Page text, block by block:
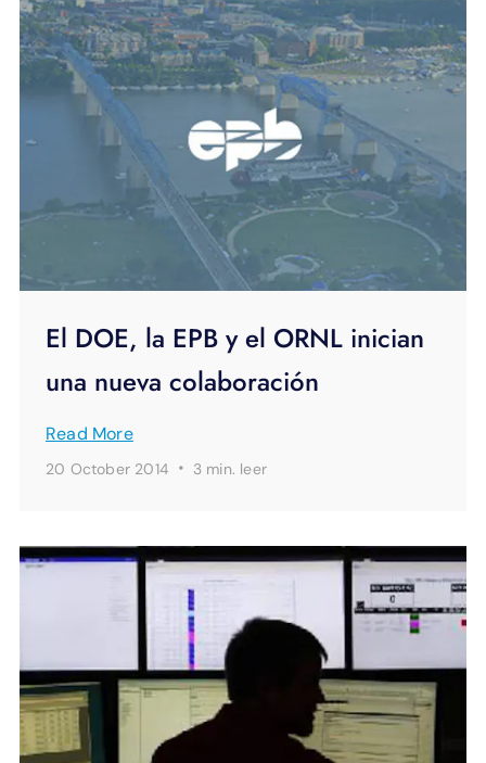
El DOE, la EPB y el ORNL inician
una nueva colaboración
Read More
20 October 2014 · 3 min. leer